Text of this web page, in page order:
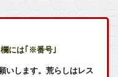
ソシャゲとして完全復活
うチート能力
には｢※番号｣
いします。荒らしはレス